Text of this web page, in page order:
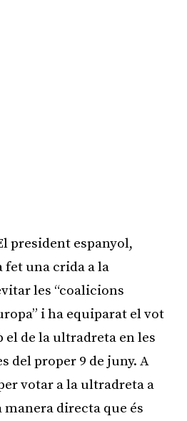
president espanyol,
fet una crida a la
les “coalicions
i ha equiparat el vot
el de la ultradreta en les
del proper 9 de juny. A
votar a la ultradreta a
manera directa que és